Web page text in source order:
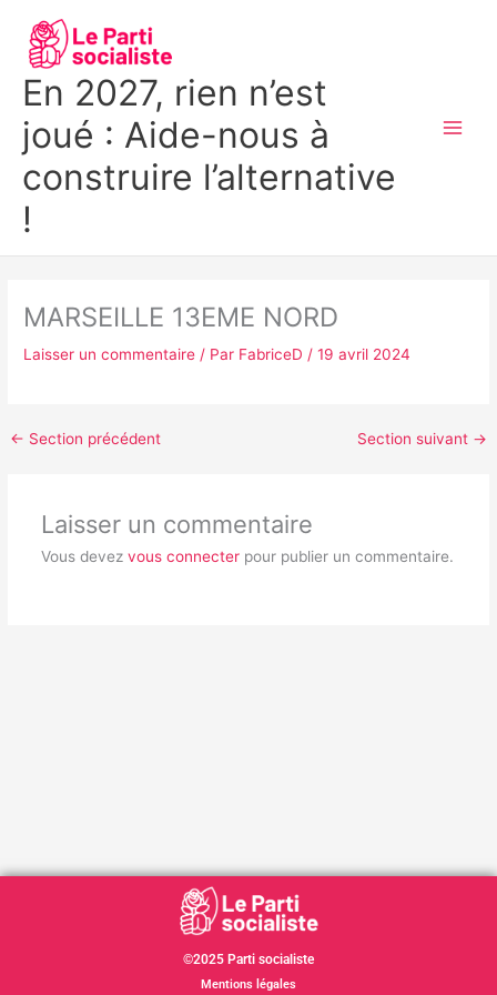
contenu
En 2027, rien n’est
joué : Aide-nous à
construire l’alternative
!
MARSEILLE 13EME NORD
Laisser un commentaire / Par FabriceD/19 avril 2024
← Section précédent Section suivant →
Laisser un commentaire
Vous devez vous connecterpour publier un commentaire.
©2025 Parti socialiste
Mentions légales